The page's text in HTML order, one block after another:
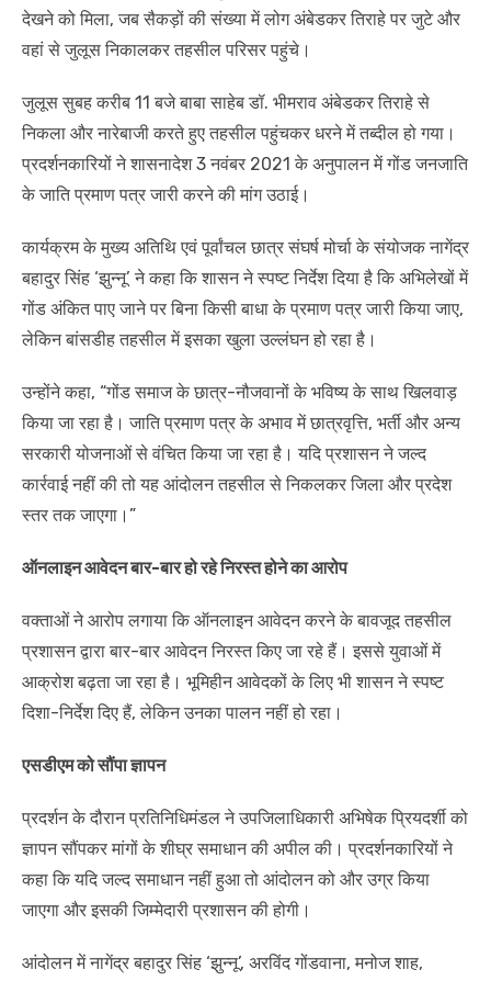
देखने को मिला, जब सैकड़ों की संख्या में लोग अंबेडकर तिराहे पर जुटे और
वहां से जुलूस निकालकर तहसील परिसर पहुंचे।
जुलूस सुबह करीब 11 बजे बाबा साहेब डॉ. भीमराव अंबेडकर तिराहे से
निकला और नारेबाजी करते हुए तहसील पहुंचकर धरने में तब्दील हो गया।
प्रदर्शनकारियों ने शासनादेश 3 नवंबर 2021 के अनुपालन में गोंड जनजाति
के जाति प्रमाण पत्र जारी करने की मांग उठाई।
कार्यक्रम के मुख्य अतिथि एवं पूर्वांचल छात्र संघर्ष मोर्चा के संयोजक नागेंद्र
बहादुर सिंह ‘झुन्नू’ ने कहा कि शासन ने स्पष्ट निर्देश दिया है कि अभिलेखों में
गोंड अंकित पाए जाने पर बिना किसी बाधा के प्रमाण पत्र जारी किया जाए,
लेकिन बांसडीह तहसील में इसका खुला उल्लंघन हो रहा है।
उन्होंने कहा, “गोंड समाज के छात्र-नौजवानों के भविष्य के साथ खिलवाड़
किया जा रहा है। जाति प्रमाण पत्र के अभाव में छात्रवृत्ति, भर्ती और अन्य
सरकारी योजनाओं से वंचित किया जा रहा है। यदि प्रशासन ने जल्द
कार्रवाई नहीं की तो यह आंदोलन तहसील से निकलकर जिला और प्रदेश
स्तर तक जाएगा।”
ऑनलाइन आवेदन बार-बार हो रहे निरस्त होने का आरोप
वक्ताओं ने आरोप लगाया कि ऑनलाइन आवेदन करने के बावजूद तहसील
प्रशासन द्वारा बार-बार आवेदन निरस्त किए जा रहे हैं। इससे युवाओं में
आक्रोश बढ़ता जा रहा है। भूमिहीन आवेदकों के लिए भी शासन ने स्पष्ट
दिशा-निर्देश दिए हैं, लेकिन उनका पालन नहीं हो रहा।
एसडीएम को सौंपा ज्ञापन
प्रदर्शन के दौरान प्रतिनिधिमंडल ने उपजिलाधिकारी अभिषेक प्रियदर्शी को
ज्ञापन सौंपकर मांगों के शीघ्र समाधान की अपील की। प्रदर्शनकारियों ने
कहा कि यदि जल्द समाधान नहीं हुआ तो आंदोलन को और उग्र किया
जाएगा और इसकी जिम्मेदारी प्रशासन की होगी।
आंदोलन में नागेंद्र बहादुर सिंह ‘झुन्नू’, अरविंद गोंडवाना, मनोज शाह,